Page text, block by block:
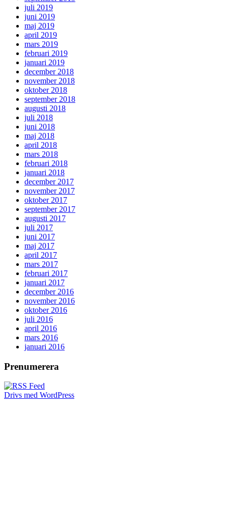
juli 2019
juni 2019
maj 2019
april 2019
mars 2019
februari 2019
januari 2019
december 2018
november 2018
oktober 2018
september 2018
augusti 2018
juli 2018
juni 2018
maj 2018
april 2018
mars 2018
februari 2018
januari 2018
december 2017
november 2017
oktober 2017
september 2017
augusti 2017
juli 2017
juni 2017
maj 2017
april 2017
mars 2017
februari 2017
januari 2017
december 2016
november 2016
oktober 2016
juli 2016
april 2016
mars 2016
januari 2016
Prenumerera
Drivs med WordPress